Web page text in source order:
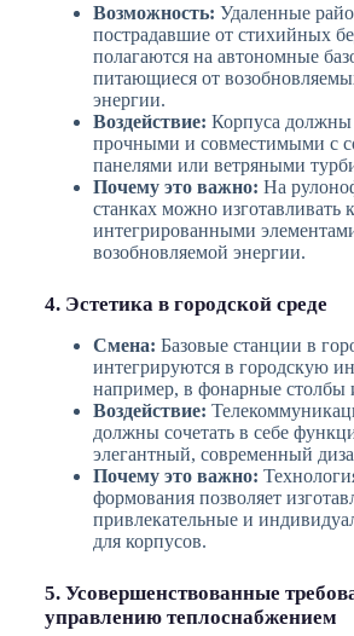
Возможность: Удаленные
пострадавшие от стихийных
полагаются на автономные
питающиеся от
энергии.
Воздействие: Корпуса должны
прочными и совместимыми с
панелями или ветряными
Почему это важно: На
станках можно изготавливать
интегрированными
возобновляемой энергии.
4. Эстетика в городской среде
Смена: Базовые станции в
интегрируются в городскую
например, в фонарные столбы
Воздействие:
должны сочетать в себе
элегантный, современный
Почему это важно:
формования позволяет
привлекательные и
для корпусов.
5. Усовершенствованные
управлению теплоснабжением